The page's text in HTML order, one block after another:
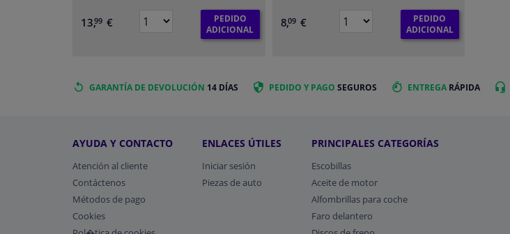
13,99 €
PEDIDO
ADICIONAL
8,09 €
PEDIDO
ADICIONAL
GARANTÍA DE DEVOLUCIÓN 14 DÍAS PEDIDO Y PAGO SEGUROS ENTREGA RÁPIDA
AYUDA Y CONTACTO
Atención al cliente
Contáctenos
Métodos de pago
​Cookies
ENLACES ÚTILES
Iniciar sesión
Piezas de auto
PRINCIPALES CATEGORÍAS
Escobillas
Aceite de motor
Alfombrillas para coche
Faro delantero